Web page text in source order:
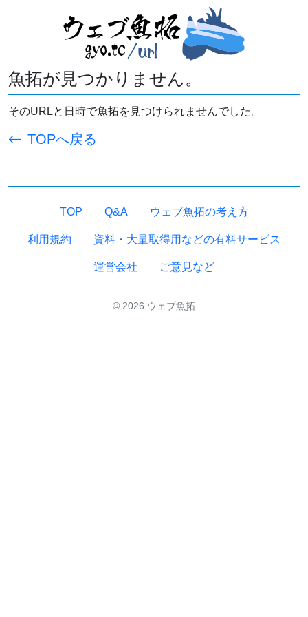
魚拓が見つかりません。
そのURLと日時で魚拓を見つけられませんでした。
TOPへ戻る
TOP Q&A ウェブ魚拓の考え方
利用規約 資料・大量取得用などの有料サービス
運営会社 ご意見など
© 2026 ウェブ魚拓